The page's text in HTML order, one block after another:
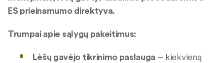
ES prieinamumo direktyva.
Trumpai apie sąlygų pakeitimus:
Lėšų gavėjo tikrinimo paslauga – kiekvieną